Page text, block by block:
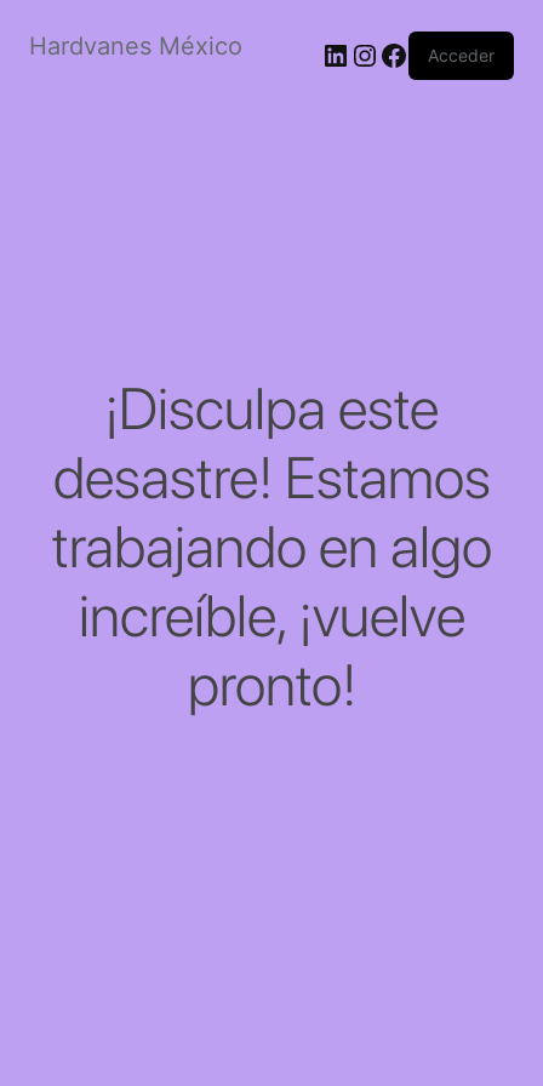
Hardvanes México LinkedIn
Instagram
Facebook
Acceder
¡Disculpa este
desastre! Estamos
trabajando en algo
increíble, ¡vuelve
pronto!